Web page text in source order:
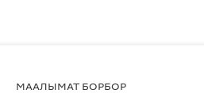
МААЛЫМАТ БОРБОР